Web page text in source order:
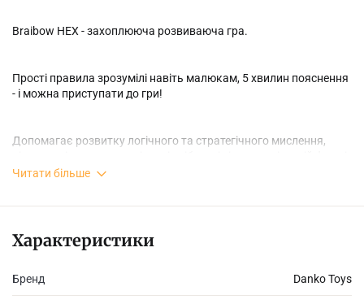
Braibow HEX - захоплююча розвиваюча гра.
Прості правила зрозумілі навіть малюкам, 5 хвилин пояснення
- і можна приступати до гри!
Допомагає розвитку логічного та стратегічного мислення,
захоплюючою і не стомлюючої для дітей.
утворюючи якомога більше збігів кольорів.
Читати більше
Характеристики
Бренд Danko Toys